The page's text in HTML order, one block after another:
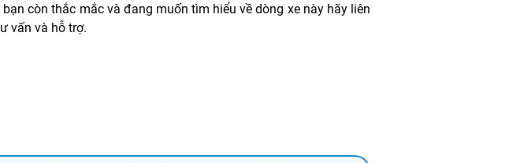
bạn còn thắc mắc và đang muốn tìm hiểu về dòng xe này hãy liên
vấn và hỗ trợ.